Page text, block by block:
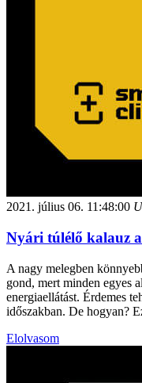
2021. július 06. 11:48:00 U
Nyári túlélő kalauz
A nagy melegben
gond, mert minden egyes
energiaellátást. Érdemes
időszakban. De hogyan?
Elolvasom